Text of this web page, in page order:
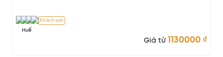
Khách sạn
Huế
Giá từ1130000 ₫